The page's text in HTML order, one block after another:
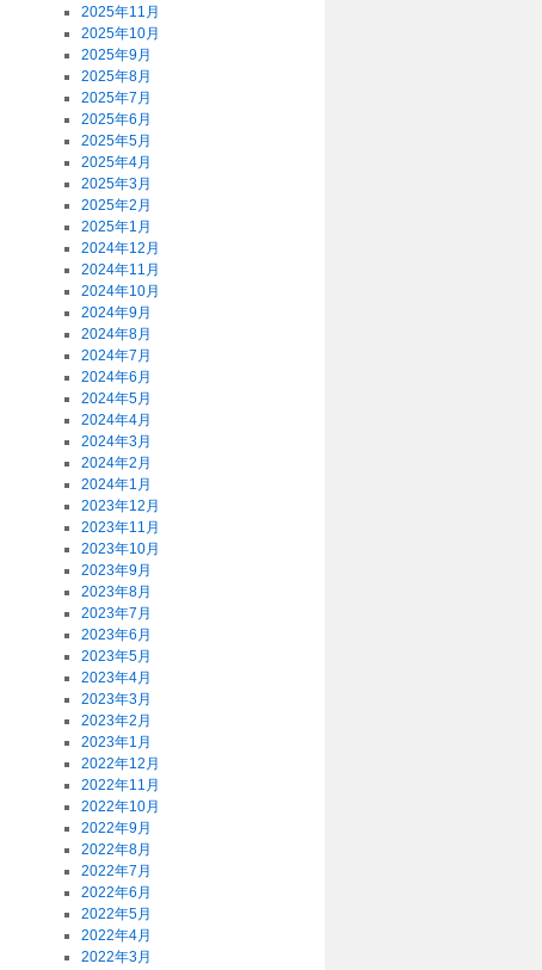
2025年11月
2025年10月
2025年9月
2025年8月
2025年7月
2025年6月
2025年5月
2025年4月
2025年3月
2025年2月
2025年1月
2024年12月
2024年11月
2024年10月
2024年9月
2024年8月
2024年7月
2024年6月
2024年5月
2024年4月
2024年3月
2024年2月
2024年1月
2023年12月
2023年11月
2023年10月
2023年9月
2023年8月
2023年7月
2023年6月
2023年5月
2023年4月
2023年3月
2023年2月
2023年1月
2022年12月
2022年11月
2022年10月
2022年9月
2022年8月
2022年7月
2022年6月
2022年5月
2022年4月
2022年3月